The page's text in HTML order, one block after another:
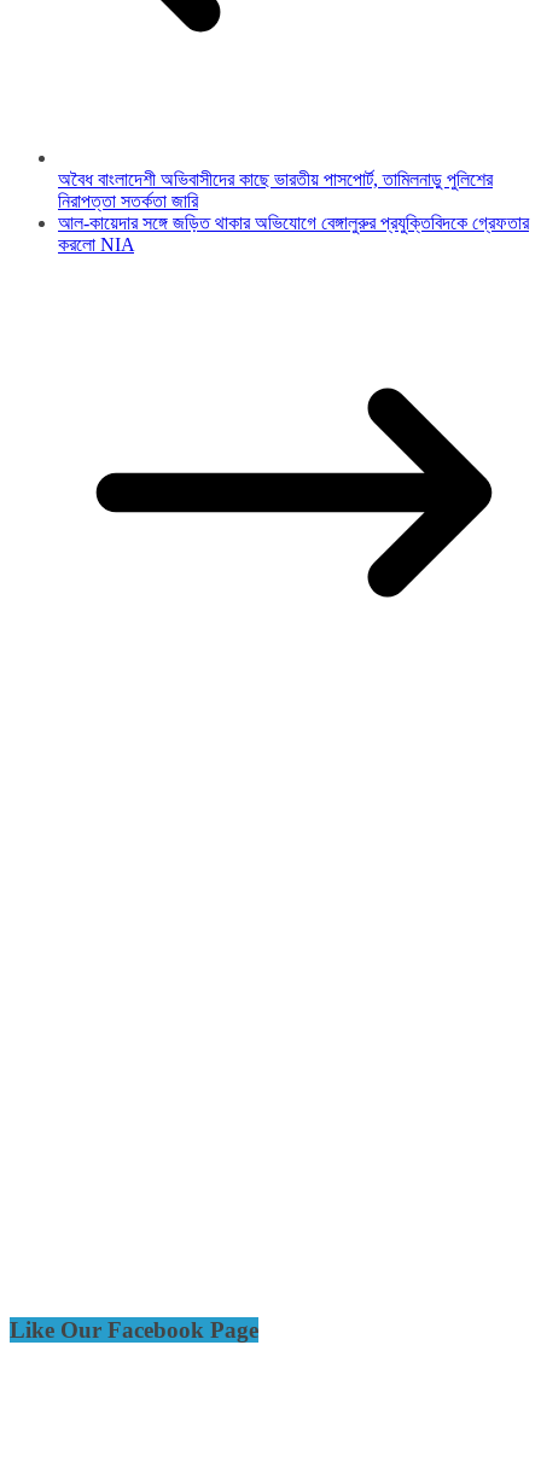
অবৈধ বাংলাদেশী অভিবাসীদের কাছে ভারতীয় পাসপোর্ট, তামিলনাড়ু পুলিশের
নিরাপত্তা সতর্কতা জারি
আল-কায়েদার সঙ্গে জড়িত থাকার অভিযোগে বেঙ্গালুরুর প্রযুক্তিবিদকে গ্রেফতার
করলো NIA
Like Our Facebook Page